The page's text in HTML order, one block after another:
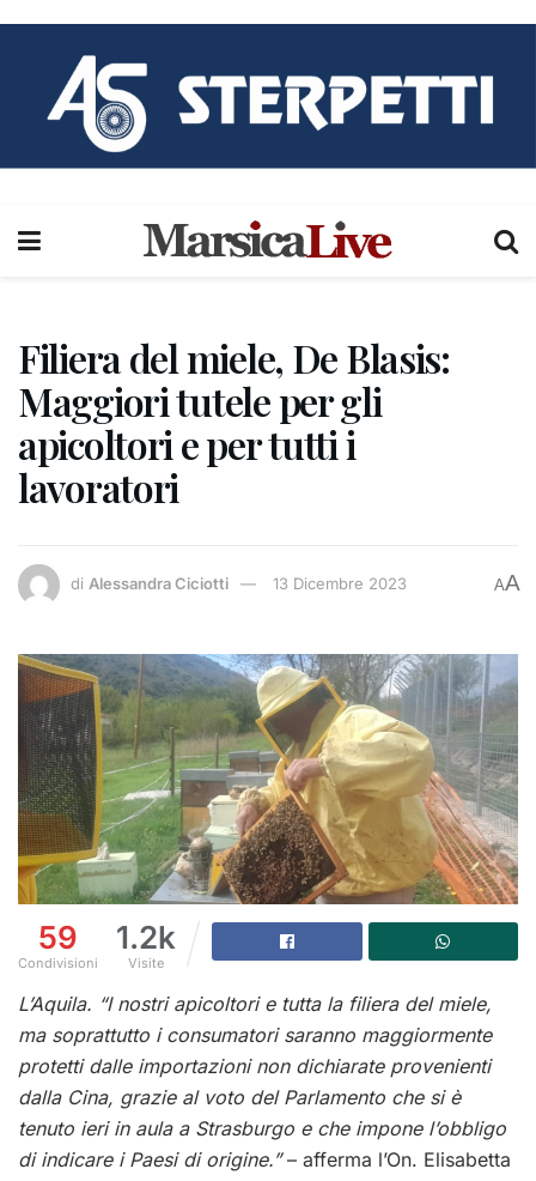
Filiera del miele, De Blasis:
Maggiori tutele per gli
apicoltori e per tutti i
lavoratori
di Alessandra Ciciotti 13 Dicembre 2023 AA
59
Condivisioni
1.2k
Visite
L’Aquila. “I nostri apicoltori e tutta la filiera del miele,
ma soprattutto i consumatori saranno maggiormente
protetti dalle importazioni non dichiarate provenienti
dalla Cina, grazie al voto del Parlamento che si è
tenuto ieri in aula a Strasburgo e che impone l’obbligo
di indicare i Paesi di origine.”– afferma l’On. Elisabetta